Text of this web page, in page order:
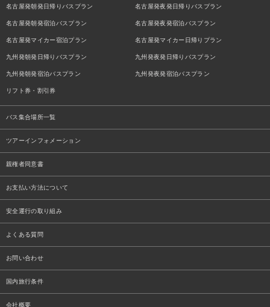
名古屋発朝発日帰りバスプラン 名古屋発夜発日帰りバスプラン
名古屋発朝発宿泊バスプラン 名古屋発夜発宿泊バスプラン
名古屋発マイカー宿泊プラン 名古屋発マイカー日帰りプラン
九州発朝発日帰りバスプラン 九州発夜発日帰りバスプラン
九州発朝発宿泊バスプラン 九州発夜発宿泊バスプラン
リフト券・割引券
バス集合場所一覧
ツアーインフォメーション
親権者同意書
お支払い方法について
安全運行の取り組み
よくある質問
お問い合わせ
国内旅行条件
会社概要